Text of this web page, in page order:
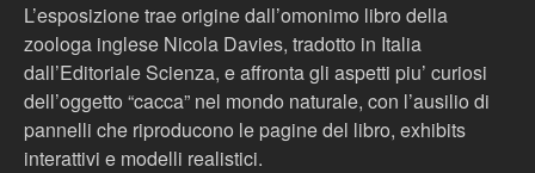
L’esposizione trae origine dall’omonimo libro della
zoologa inglese Nicola Davies, tradotto in Italia
dall’Editoriale Scienza, e affronta gli aspetti piu’ curiosi
dell’oggetto “cacca” nel mondo naturale, con l’ausilio di
pannelli che riproducono le pagine del libro, exhibits
interattivi e modelli realistici.